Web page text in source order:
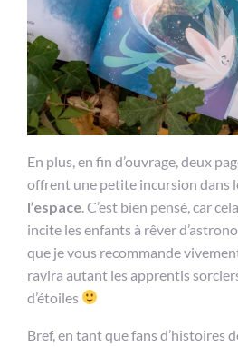
En plus, en fin d’ouvrage, deux
offrent une petite incursion dans
l’espace. C’est bien pensé, car
incite les enfants à rêver
que je vous recommande
ravira autant les apprentis
d’étoiles
Bref, en tant que fans d’histoires